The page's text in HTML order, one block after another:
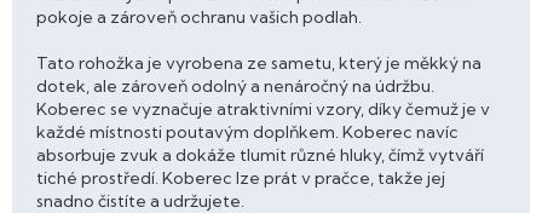
pokoje a zároveň ochranu vašich podlah.
Tato rohožka je vyrobena ze sametu, který je měkký na
dotek, ale zároveň odolný a nenáročný na údržbu.
Koberec se vyznačuje atraktivními vzory, díky čemuž je v
každé místnosti poutavým doplňkem. Koberec navíc
absorbuje zvuk a dokáže tlumit různé hluky, čímž vytváří
tiché prostředí. Koberec lze prát v pračce, takže jej
snadno čistíte a udržujete.